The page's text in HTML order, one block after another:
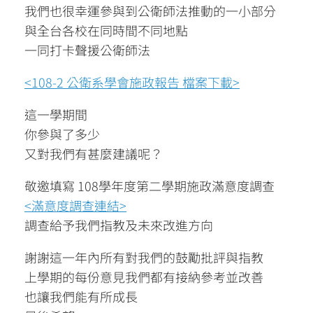
我們也很幸運參與到公衛師法推動的一小部分
與全台各校在同時間不同地點
一同打卡聲援公衛師法
<108-2 公衛系學會施政報告 檔案下載>
這一學期間
你參與了多少
又對我們有甚麼建議呢？
敬邀填寫 108學年度第二學期施政滿意度調查
<滿意度調查連結>
調查給予我們指教及未來改進方向
謝謝這一年內所有對我們的鼓勵批評與指教
上學期的每份意見我們都有接納參考並改善
也讓我們能有所成長